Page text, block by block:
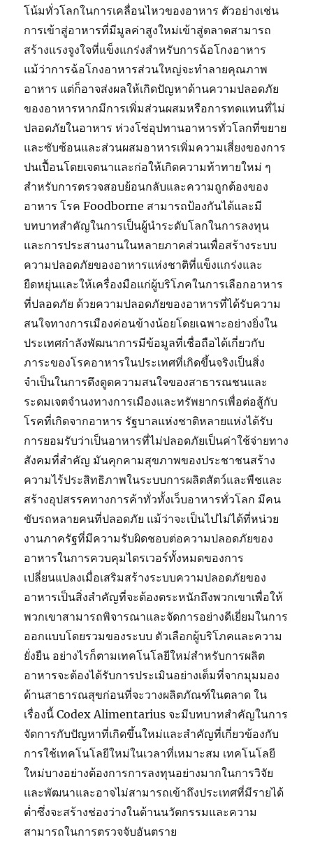
โน้มทั่วโลกในการเคลื่อนไหวของอาหาร ตัวอย่างเช่น
การเข้าสู่อาหารที่มีมูลค่าสูงใหม่เข้าสู่ตลาดสามารถ
สร้างแรงจูงใจที่แข็งแกร่งสำหรับการฉ้อโกงอาหาร
แม้ว่าการฉ้อโกงอาหารส่วนใหญ่จะทำลายคุณภาพ
อาหาร แต่ก็อาจส่งผลให้เกิดปัญหาด้านความปลอดภัย
ของอาหารหากมีการเพิ่มส่วนผสมหรือการทดแทนที่ไม่
ปลอดภัยในอาหาร ห่วงโซ่อุปทานอาหารทั่วโลกที่ขยาย
และซับซ้อนและส่วนผสมอาหารเพิ่มความเสี่ยงของการ
ปนเปื้อนโดยเจตนาและก่อให้เกิดความท้าทายใหม่ ๆ
สำหรับการตรวจสอบย้อนกลับและความถูกต้องของ
อาหาร โรค Foodborne สามารถป้องกันได้และมี
บทบาทสำคัญในการเป็นผู้นำระดับโลกในการลงทุน
และการประสานงานในหลายภาคส่วนเพื่อสร้างระบบ
ความปลอดภัยของอาหารแห่งชาติที่แข็งแกร่งและ
ยืดหยุ่นและให้เครื่องมือแก่ผู้บริโภคในการเลือกอาหาร
ที่ปลอดภัย ด้วยความปลอดภัยของอาหารที่ได้รับความ
สนใจทางการเมืองค่อนข้างน้อยโดยเฉพาะอย่างยิ่งใน
ประเทศกำลังพัฒนาการมีข้อมูลที่เชื่อถือได้เกี่ยวกับ
ภาระของโรคอาหารในประเทศที่เกิดขึ้นจริงเป็นสิ่ง
จำเป็นในการดึงดูดความสนใจของสาธารณชนและ
ระดมเจตจำนงทางการเมืองและทรัพยากรเพื่อต่อสู้กับ
โรคที่เกิดจากอาหาร รัฐบาลแห่งชาติหลายแห่งได้รับ
การยอมรับว่าเป็นอาหารที่ไม่ปลอดภัยเป็นค่าใช้จ่ายทาง
สังคมที่สำคัญ มันคุกคามสุขภาพของประชาชนสร้าง
ความไร้ประสิทธิภาพในระบบการผลิตสัตว์และพืชและ
สร้างอุปสรรคทางการค้าทั่วทั้งเว็บอาหารทั่วโลก มีคน
ขับรถหลายคนที่ปลอดภัย แม้ว่าจะเป็นไปไม่ได้ที่หน่วย
งานภาครัฐที่มีความรับผิดชอบต่อความปลอดภัยของ
อาหารในการควบคุมไดรเวอร์ทั้งหมดของการ
เปลี่ยนแปลงเมื่อเสริมสร้างระบบความปลอดภัยของ
อาหารเป็นสิ่งสำคัญที่จะต้องตระหนักถึงพวกเขาเพื่อให้
พวกเขาสามารถพิจารณาและจัดการอย่างดีเยี่ยมในการ
ออกแบบโดยรวมของระบบ ตัวเลือกผู้บริโภคและความ
ยั่งยืน อย่างไรก็ตามเทคโนโลยีใหม่สำหรับการผลิต
อาหารจะต้องได้รับการประเมินอย่างเต็มที่จากมุมมอง
ด้านสาธารณสุขก่อนที่จะวางผลิตภัณฑ์ในตลาด ใน
เรื่องนี้ Codex Alimentarius จะมีบทบาทสำคัญในการ
จัดการกับปัญหาที่เกิดขึ้นใหม่และสำคัญที่เกี่ยวข้องกับ
การใช้เทคโนโลยีใหม่ในเวลาที่เหมาะสม เทคโนโลยี
ใหม่บางอย่างต้องการการลงทุนอย่างมากในการวิจัย
และพัฒนาและอาจไม่สามารถเข้าถึงประเทศที่มีรายได้
ต่ำซึ่งจะสร้างช่องว่างในด้านนวัตกรรมและความ
สามารถในการตรวจจับอันตราย